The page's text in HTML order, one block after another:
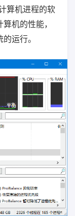
算机进程的软
机的性能，
运行。